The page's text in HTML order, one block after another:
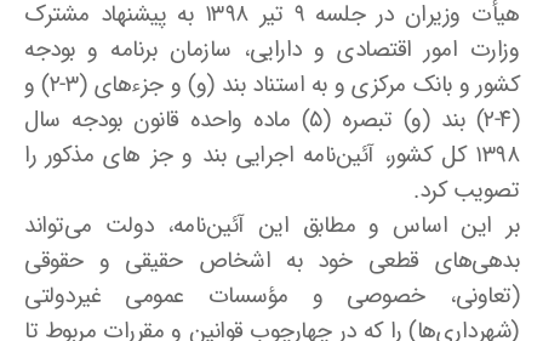
هیأت وزیران در جلسه ۹ تیر ۱۳۹۸ به پیشنهاد مشترک
وزارت امور اقتصادی و دارایی، سازمان برنامه و بودجه
کشور و بانک مرکزی و به استناد بند (و) و جزء‌های (۳-۲) و
(۴-۲) بند (و) تبصره (۵) ماده واحده قانون بودجه سال
۱۳۹۸ کل کشور، آئین‌نامه اجرایی بند و جز های مذکور را
تصویب کرد.
بر این اساس و مطابق این آئین‌نامه، دولت می‌تواند
بدهی‌های قطعی خود به اشخاص حقیقی و حقوقی
(تعاونی، خصوصی و مؤسسات عمومی غیردولتی
(شهرداری‌ها) را که در چهارچوب قوانین و مقررات مربوط تا